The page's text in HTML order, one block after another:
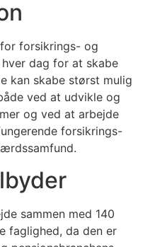
forsikrings- og
dag for at skabe
kan skabe størst mulig
ved at udvikle og
og ved at arbejde
forsikrings-
sammen med 140
faglighed, da den er